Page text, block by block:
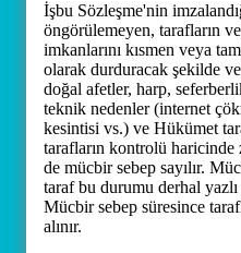
İşbu Sözleşme'nin
öngörülemeyen, tarafların
imkanlarını kısmen veya
olarak durduracak şekilde
doğal afetler, harp,
teknik nedenler (internet
kesintisi vs.) ve Hükümet
tarafların kontrolü
de mücbir sebep sayılır.
taraf bu durumu derhal
Mücbir sebep süresince
alınır.